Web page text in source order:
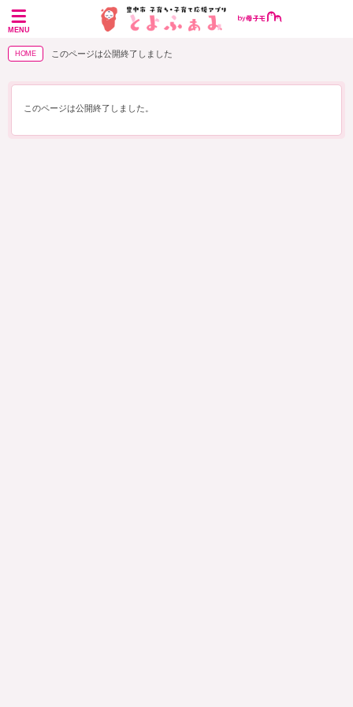
MENU
HOME このページは公開終了しました
このページは公開終了しました。